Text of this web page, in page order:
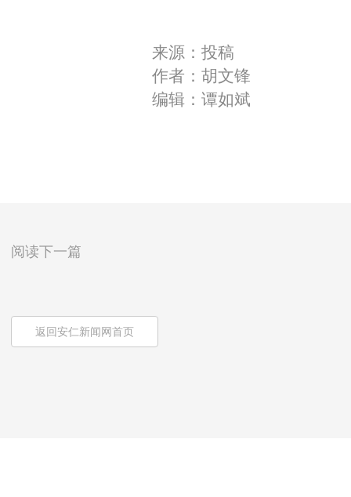
来源：投稿
作者：胡文锋
编辑：谭如斌
阅读下一篇
返回安仁新闻网首页